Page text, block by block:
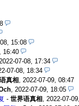
15:08
16:40
2022-07-08, 17:34
07-08, 18:34
真相
2022-07-09, 08:47
2022-07-09, 18:05
- 世界语真相
2022-07-